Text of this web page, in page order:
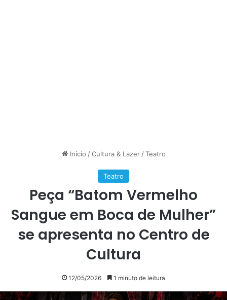
Início / Cultura & Lazer / Teatro
Teatro
Peça “Batom Vermelho
Sangue em Boca de Mulher”
se apresenta no Centro de
Cultura
12/05/2026 1 minuto de leitura